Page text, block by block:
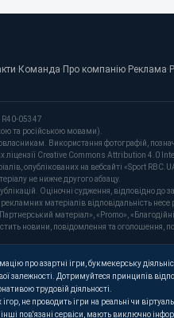
· Команда· Про компанію· Реклама·
R40-05347
та російською мовами).
Використання фотографій,
ліцензії Creative Commons Attribution 4.0
опублікованих на вебсайті «Sport
не нижче другого абзацу.
Оціночні судження, відповідно
матеріалів відповідальність
матеріал», «Promo»,
новини, повідомлення та оголошення,
про азартні ігри, букмекерську
залежності. Дотримуйтеся принципів
трудовій діяльності.
не проводить ігри на реальні чи
пов'язані сервіси, мають виключно